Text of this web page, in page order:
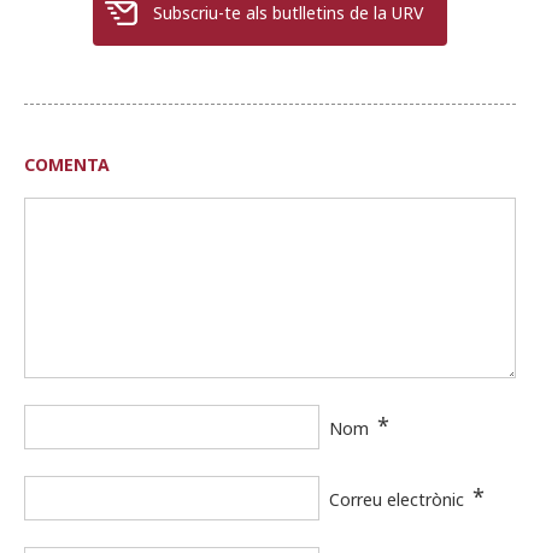
Subscriu-te als butlletins de la URV
COMENTA
Nom *
Correu electrònic *